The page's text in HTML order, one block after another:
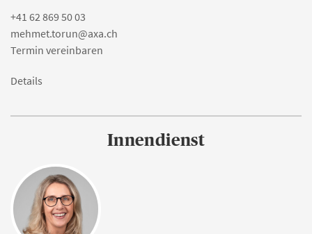
+41 62 869 50 03
mehmet.torun@axa.ch
Termin vereinbaren
Details
Innendienst